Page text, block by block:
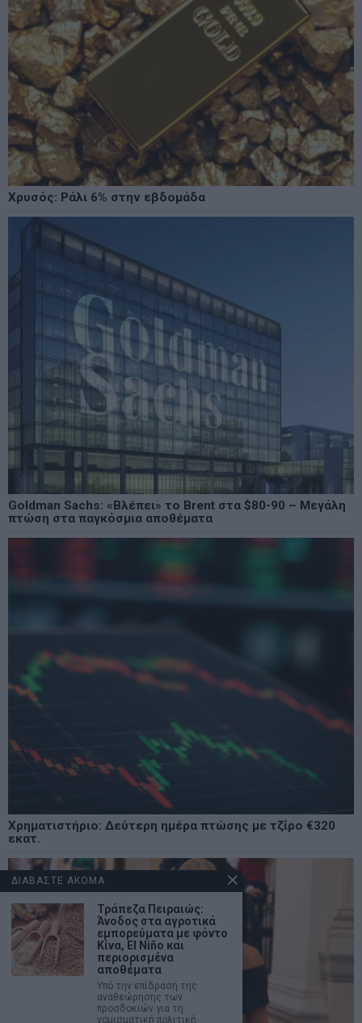
Χρυσός: Ράλι 6% στην εβδομάδα
Goldman Sachs: «Βλέπει» το Brent στα $80-90 – Μεγάλη
πτώση στα παγκόσμια αποθέματα
Χρηματιστήριο: Δεύτερη ημέρα πτώσης με τζίρο €320
εκατ.
ΔΙΑΒΑΣΤΕ ΑΚΟΜΑ
Τράπεζα Πειραιώς:
Άνοδος στα αγροτικά
εμπορεύματα με φόντο
Κίνα, El Niño και
περιορισμένα
αποθέματα
Υπό την επίδραση της
αναθεώρησης των
προσδοκιών για τη
νομισματική πολιτική